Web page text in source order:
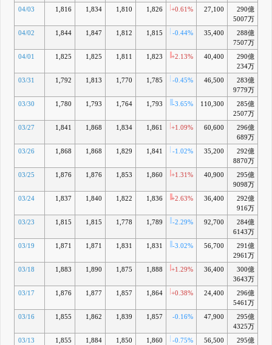
04/03 1,816 1,834 1,810 1,826 +0.61% 27,100
290億
5007万
04/02 1,844 1,847 1,812 1,815 -0.44% 35,400
288億
7507万
04/01 1,825 1,825 1,811 1,823 +2.13% 40,400
290億
234万
03/31 1,792 1,813 1,770 1,785 -0.45% 46,500
283億
9779万
03/30 1,780 1,793 1,764 1,793 -3.65% 110,300
285億
2507万
03/27 1,841 1,868 1,834 1,861 +1.09% 60,600
296億
689万
03/26 1,868 1,868 1,829 1,841 -1.02% 35,200
292億
8870万
03/25 1,876 1,876 1,853 1,860 +1.31% 40,900
295億
9098万
03/24 1,837 1,840 1,822 1,836 +2.63% 36,400
292億
916万
03/23 1,815 1,815 1,778 1,789 -2.29% 92,700
284億
6143万
03/19 1,871 1,871 1,831 1,831 -3.02% 56,700
291億
2961万
03/18 1,883 1,890 1,875 1,888 +1.29% 36,400
300億
3643万
03/17 1,876 1,877 1,857 1,864 +0.38% 24,400
296億
5461万
03/16 1,855 1,862 1,839 1,857 -0.16% 47,900
295億
4325万
03/13 1,855 1,884 1,850 1,860 -0.75% 56,500
295億